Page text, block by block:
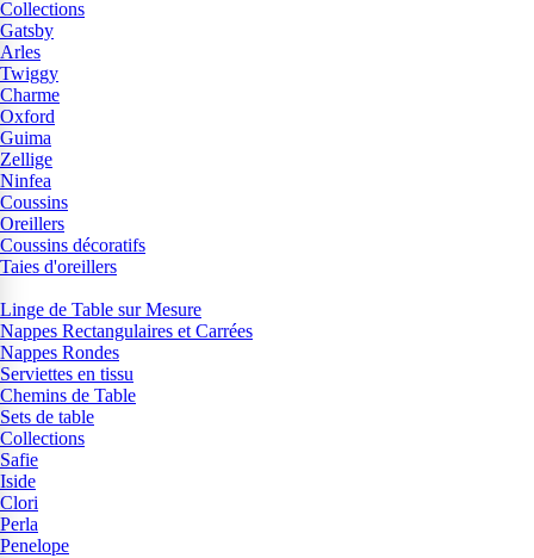
Collections
Gatsby
Arles
Twiggy
Charme
Oxford
Guima
Zellige
Ninfea
Coussins
Oreillers
Coussins décoratifs
Taies d'oreillers
Linge de Table sur Mesure
Nappes Rectangulaires et Carrées
Nappes Rondes
Serviettes en tissu
Chemins de Table
Sets de table
Collections
Safie
Iside
Clori
Perla
Penelope